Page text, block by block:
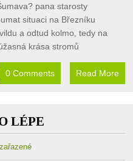
pana starosty
situaci na Březníku
a odtud kolmo, tedy na
krása stromů
0 Comments Read More
LÉPE